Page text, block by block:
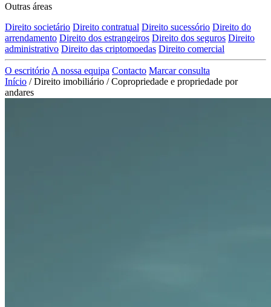
Outras áreas
Direito societário Direito contratual Direito sucessório Direito do
arrendamento Direito dos estrangeiros Direito dos seguros Direito
administrativo Direito das criptomoedas Direito comercial
O escritório A nossa equipa Contacto Marcar consulta
Início / Direito imobiliário / Copropriedade e propriedade por
andares